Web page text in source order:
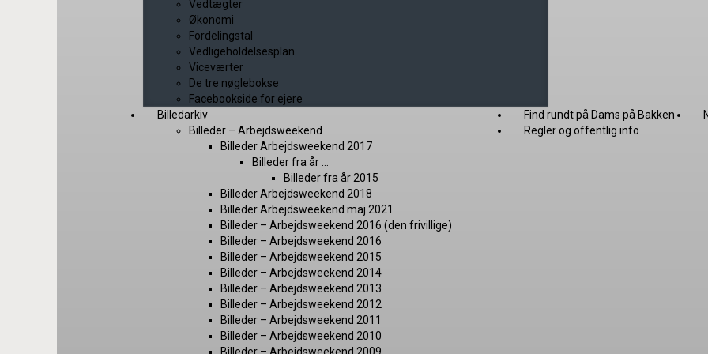
Vedtægter
Økonomi
Fordelingstal
Vedligeholdelsesplan
Viceværter
De tre nøglebokse
Facebookside for ejere
Billedarkiv
Billeder – Arbejdsweekend
Billeder Arbejdsweekend 2017
Billeder fra år …
Billeder fra år 2015
Billeder Arbejdsweekend 2018
Billeder Arbejdsweekend maj 2021
Billeder – Arbejdsweekend 2016 (den frivillige)
Billeder – Arbejdsweekend 2016
Billeder – Arbejdsweekend 2015
Billeder – Arbejdsweekend 2014
Billeder – Arbejdsweekend 2013
Billeder – Arbejdsweekend 2012
Billeder – Arbejdsweekend 2011
Billeder – Arbejdsweekend 2010
Find rundt på Dams på Bakken
Regler og offentlig info